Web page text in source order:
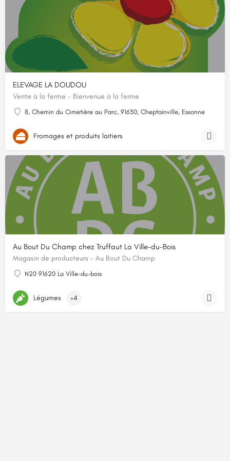
ELEVAGE LA DOUDOU
Vente à la ferme - Bienvenue à la ferme
8, Chemin du Cimetière au Parc, 91630, Cheptainville, Essonne
Fromages et produits laitiers
Au Bout Du Champ chez Truffaut La Ville-du-Bois
Magasin de producteurs - Au Bout Du Champ
N20 91620 La Ville-du-bois
Légumes +4